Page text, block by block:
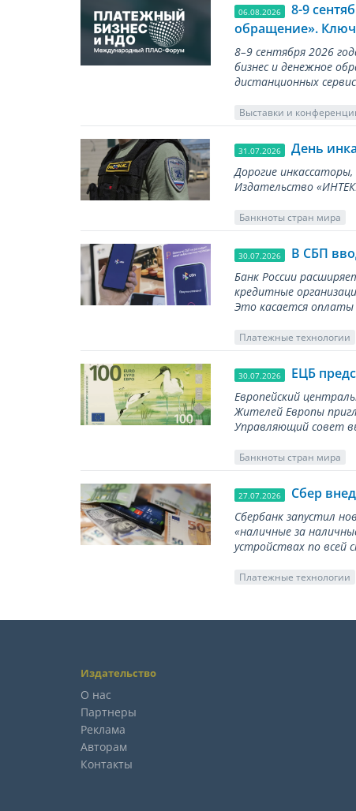
06.08.2026
8-9
обращение».
8–9 сентября 2026
бизнес и денежное
дистанционных
Выставки и
31.07.2026 День
Дорогие
Издательство
Банкноты стран мира
30.07.2026 В СБП
Банк России
кредитные
Это касается оплаты
Платежные технологии
30.07.2026 ЕЦБ
Европейский
Жителей Европы
Управляющий совет
Банкноты стран мира
27.07.2026 Сбер
Сбербанк запустил
«наличные за
устройствах по всей
Платежные технологии
Издательство
О нас
Партнеры
Реклама
Авторам
Контакты